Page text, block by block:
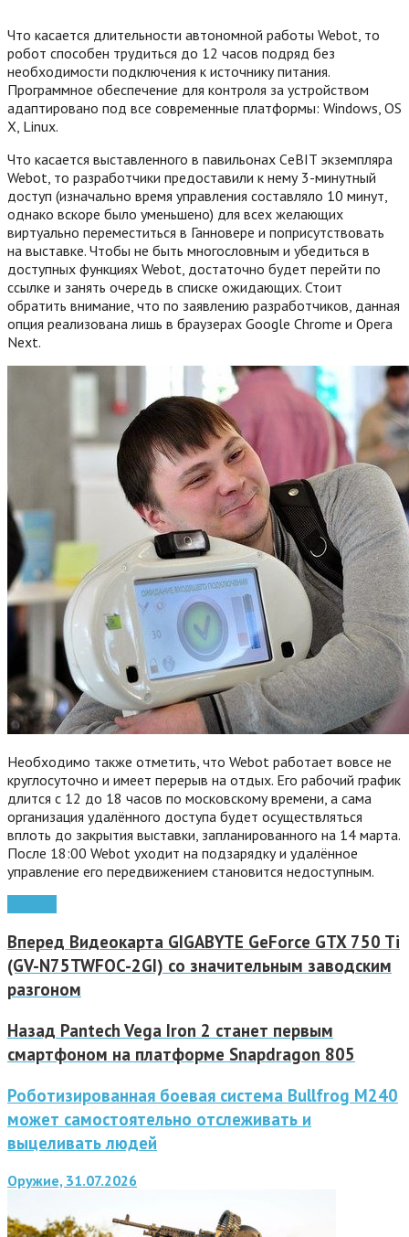
Что касается длительности автономной работы Webot, то
робот способен трудиться до 12 часов подряд без
необходимости подключения к источнику питания.
Программное обеспечение для контроля за устройством
адаптировано под все современные платформы: Windows, OS
X, Linux.
Что касается выставленного в павильонах СeBIT экземпляра
Webot, то разработчики предоставили к нему 3-минутный
доступ (изначально время управления составляло 10 минут,
однако вскоре было уменьшено) для всех желающих
виртуально переместиться в Ганновере и поприсутствовать
на выставке. Чтобы не быть многословным и убедиться в
доступных функциях Webot, достаточно будет перейти по
ссылке и занять очередь в списке ожидающих. Стоит
обратить внимание, что по заявлению разработчиков, данная
опция реализована лишь в браузерах Google Chrome и Opera
Next.
Необходимо также отметить, что Webot работает вовсе не
круглосуточно и имеет перерыв на отдых. Его рабочий график
длится с 12 до 18 часов по московскому времени, а сама
организация удалённого доступа будет осуществляться
вплоть до закрытия выставки, запланированного на 14 марта.
После 18:00 Webot уходит на подзарядку и удалённое
управление его передвижением становится недоступным.
Вперед Видеокарта GIGABYTE GeForce GTX 750 Ti
(GV-N75TWFOC-2GI) со значительным заводским
разгоном
Назад Pantech Vega Iron 2 станет первым
смартфоном на платформе Snapdragon 805
Роботизированная боевая система Bullfrog M240
может самостоятельно отслеживать и
выцеливать людей
Оружие, 31.07.2026